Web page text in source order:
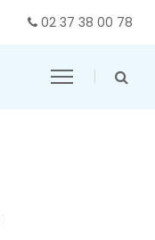
02 37 38 00 78